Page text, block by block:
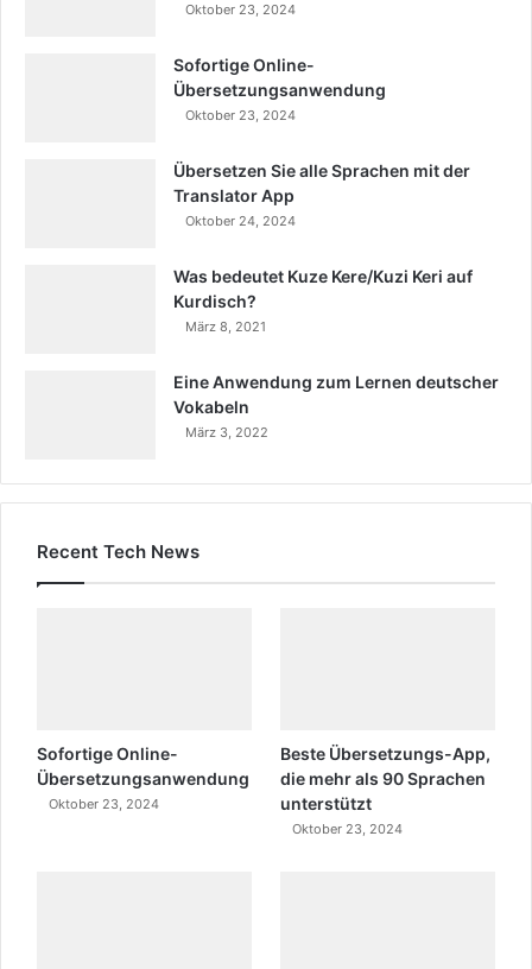
Oktober 23, 2024
Sofortige Online-
Übersetzungsanwendung
Oktober 23, 2024
Übersetzen Sie alle Sprachen mit der
Translator App
Oktober 24, 2024
Was bedeutet Kuze Kere/Kuzi Keri auf
Kurdisch?
März 8, 2021
Eine Anwendung zum Lernen deutscher
Vokabeln
März 3, 2022
Recent Tech News
Sofortige Online-
Übersetzungsanwendung
Oktober 23, 2024
Beste Übersetzungs-App,
die mehr als 90 Sprachen
unterstützt
Oktober 23, 2024